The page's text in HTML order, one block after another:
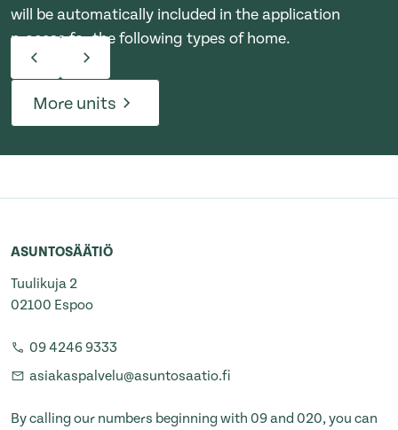
will be automatically included in the application
process for the following types of home.
More units
ASUNTOSÄÄTIÖ
Tuulikuja 2
02100 Espoo
09 4246 9333
asiakaspalvelu@asuntosaatio.fi
By calling our numbers beginning with 09 and 020, you can